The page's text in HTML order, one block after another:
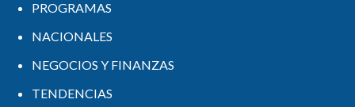
PROGRAMAS
NACIONALES
NEGOCIOS Y FINANZAS
TENDENCIAS